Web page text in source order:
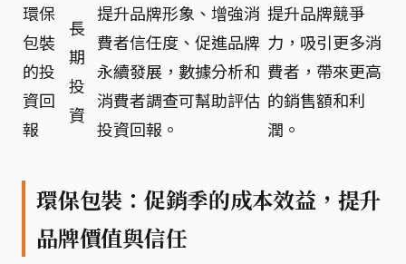
環保
包裝
的投
資回
報
長
期
投
資
提升品牌形象、增強消
費者信任度、促進品牌
永續發展，數據分析和
消費者調查可幫助評估
投資回報。
提升品牌競爭
力，吸引更多消
費者，帶來更高
的銷售額和利
潤。
環保包裝：促銷季的成本效益，提升
品牌價值與信任